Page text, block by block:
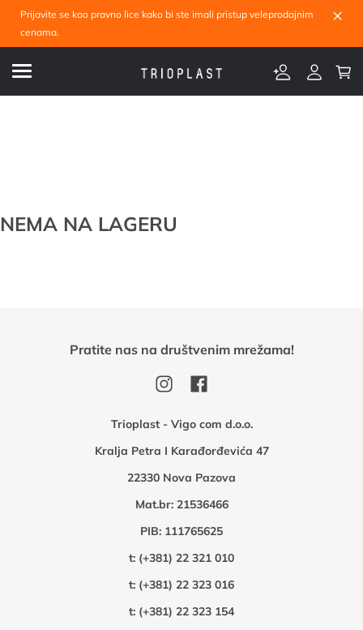
Prijavite se kao pravno lice kako bi ste imali pristup veleprodajnim
cenama.
×
NEMA NA LAGERU
Trioplast - Vigo com d.o.o.
Kralja Petra I Karađorđevića 47
22330 Nova Pazova
Mat.br: 21536466
PIB: 111765625
t: (+381) 22 321 010
t: (+381) 22 323 016
t: (+381) 22 323 154
Pratite nas na društvenim mrežama!